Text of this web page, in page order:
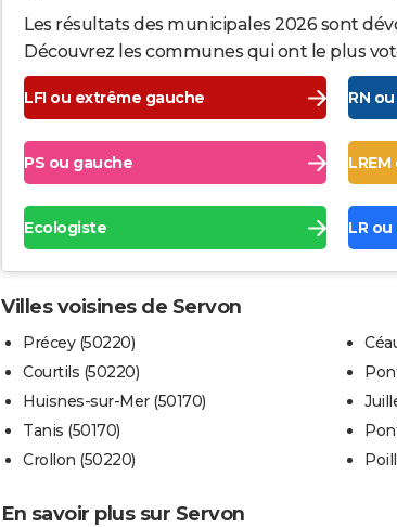
Les résultats des municipales 2026 sont
Découvrez les communes qui ont le plus voté
LFI ou extrême gauche RN
PS ou gauche
Ecologiste LR
Villes voisines de Servon
Précey (50220)
Courtils (50220)
Huisnes-sur-Mer (50170)
Tanis (50170)
Crollon (50220)
En savoir plus sur Servon